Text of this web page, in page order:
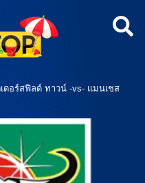
ดอร์สฟิลด์ ทาวน์ -vs- แมนเชส